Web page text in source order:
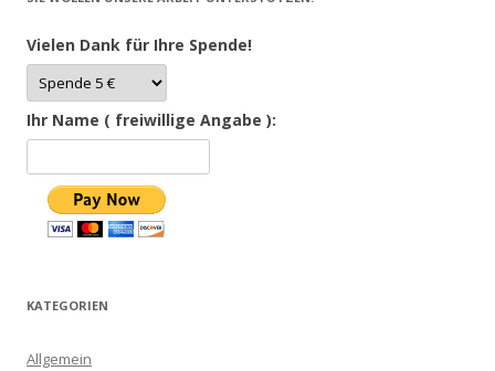
Vielen Dank für Ihre Spende!
Ihr Name ( freiwillige Angabe ):
KATEGORIEN
Allgemein